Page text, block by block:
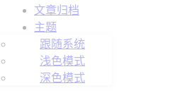
文章归档
主题
跟随系统
浅色模式
深色模式